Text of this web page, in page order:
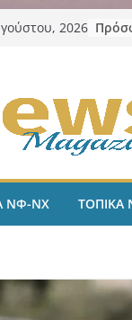
2026
ΝΦ-ΝΧ ΤΟΠΙΚΑ